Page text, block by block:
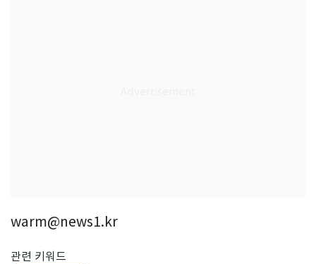
warm@news1.kr
관련 키워드